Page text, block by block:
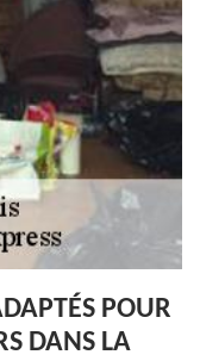
POUR
DANS LA